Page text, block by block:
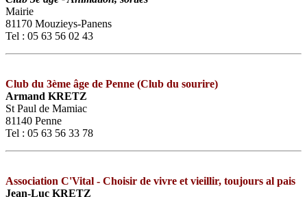
Mairie
81170 Mouzieys-Panens
Tel : 05 63 56 02 43
Club du 3ème âge de Penne (Club du sourire)
Armand KRETZ
St Paul de Mamiac
81140 Penne
Tel : 05 63 56 33 78
Association C'Vital - Choisir de vivre et vieillir, toujours al pais
Jean-Luc KRETZ